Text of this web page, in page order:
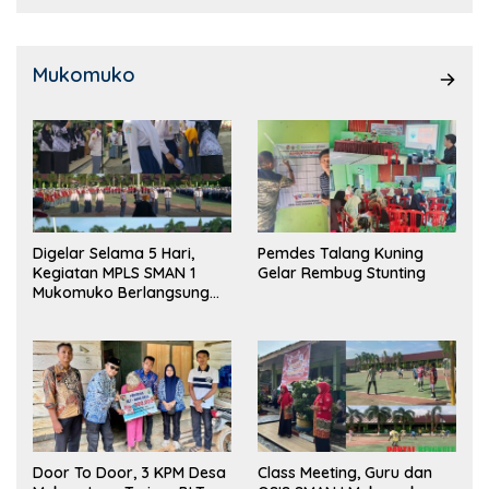
Mukomuko
Digelar Selama 5 Hari,
Kegiatan MPLS SMAN 1
Mukomuko Berlangsung
Pemdes Talang Kuning
Gelar Rembug Stunting
Door To Door, 3 KPM Desa
Class Meeting, Guru dan